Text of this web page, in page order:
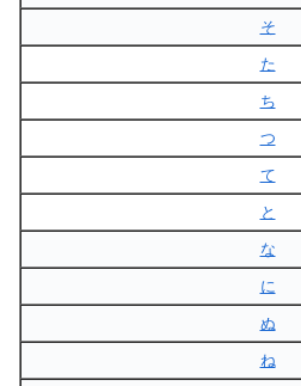
そ
た
ち
つ
て
と
な
に
ぬ
ね